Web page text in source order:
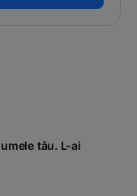
tău. L-ai